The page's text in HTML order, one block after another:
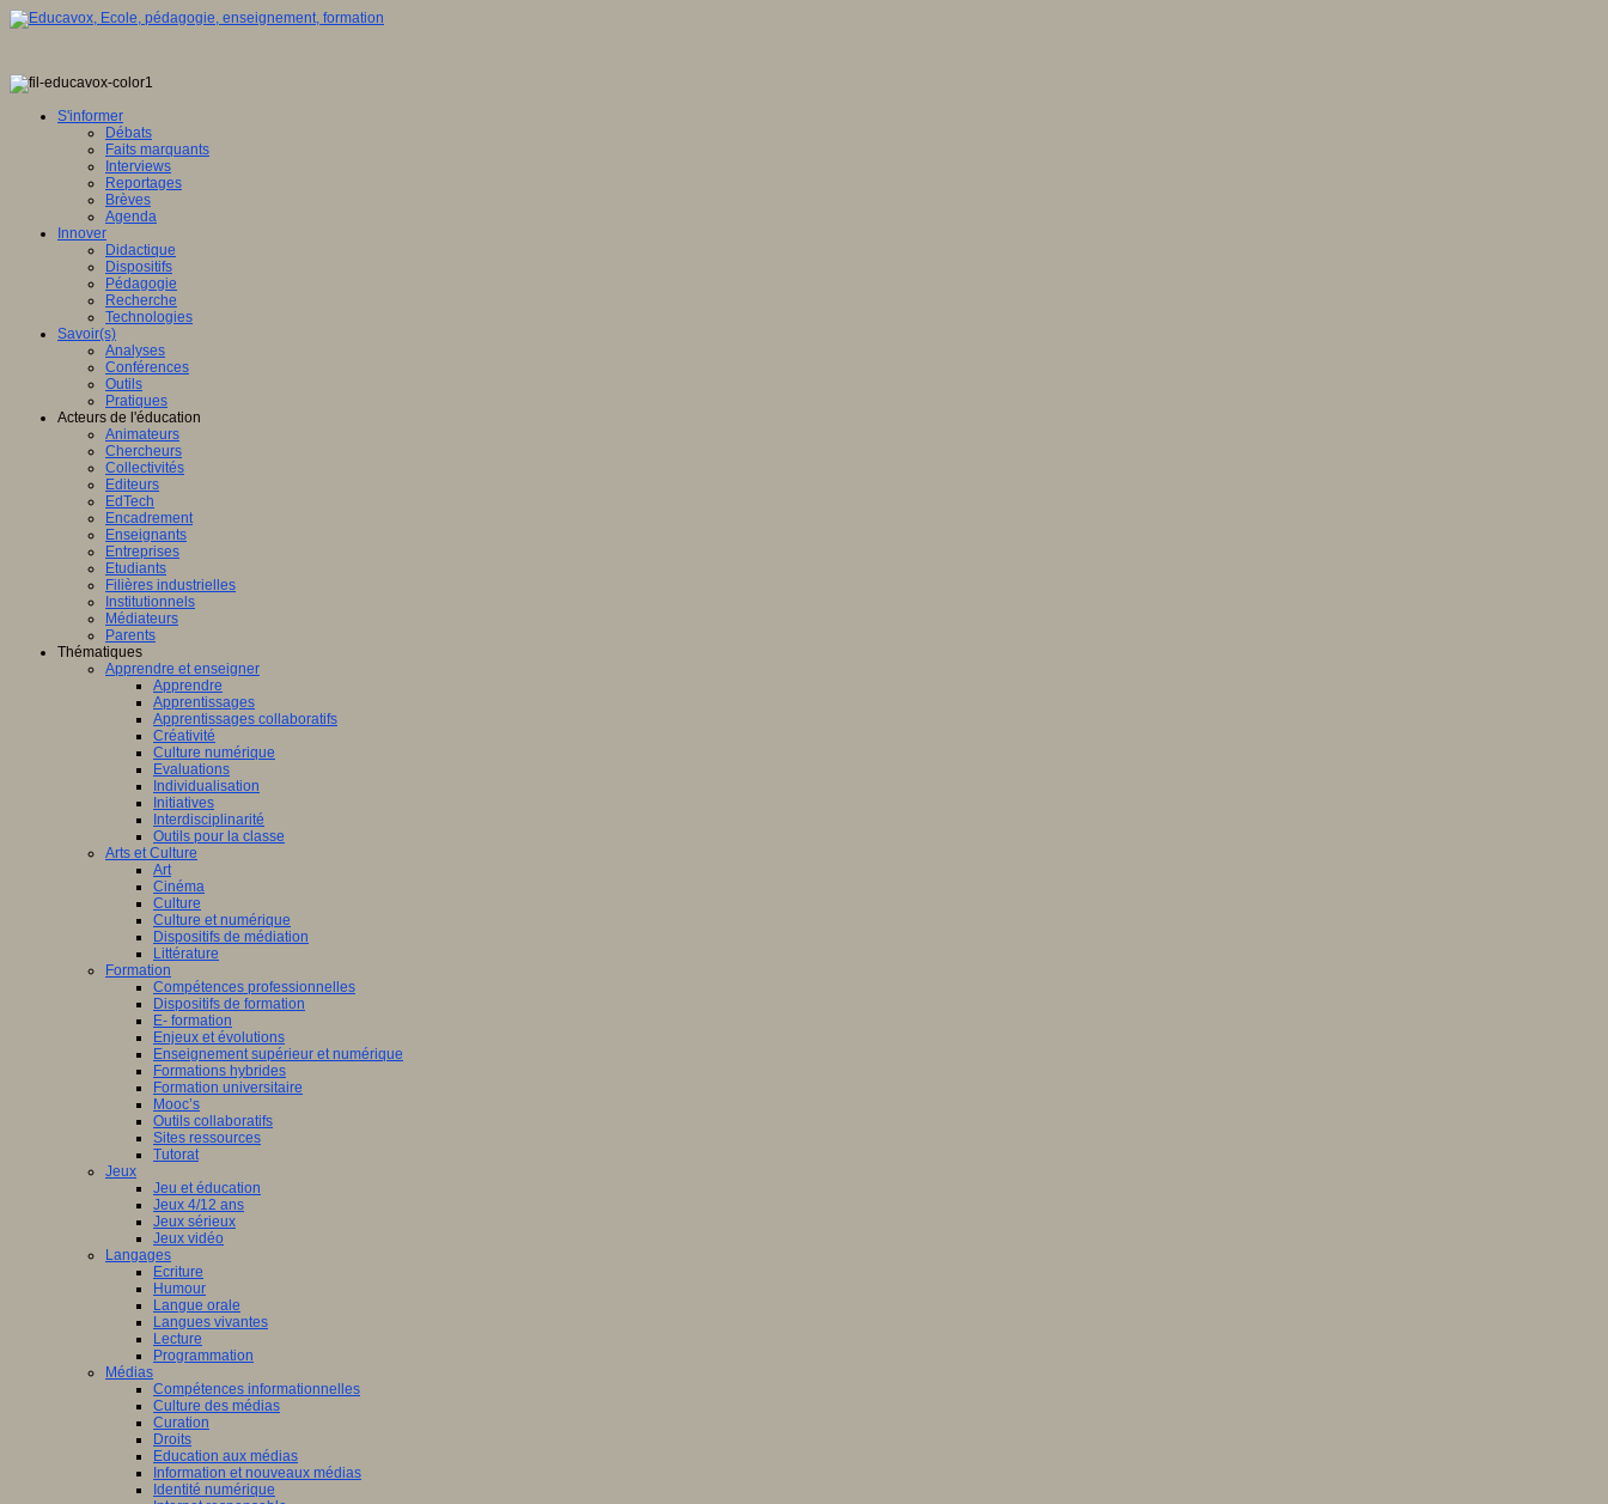
S'informer
Débats
Faits marquants
Interviews
Reportages
Brèves
Agenda
Innover
Didactique
Dispositifs
Pédagogie
Recherche
Technologies
Savoir(s)
Analyses
Conférences
Outils
Pratiques
Acteurs de l'éducation
Animateurs
Chercheurs
Collectivités
Editeurs
EdTech
Encadrement
Enseignants
Entreprises
Etudiants
Filières industrielles
Institutionnels
Médiateurs
Parents
Thématiques
Apprendre et enseigner
Apprendre
Apprentissages
Apprentissages collaboratifs
Créativité
Culture numérique
Evaluations
Individualisation
Initiatives
Interdisciplinarité
Outils pour la classe
Arts et Culture
Art
Cinéma
Culture
Culture et numérique
Dispositifs de médiation
Littérature
Formation
Compétences professionnelles
Dispositifs de formation
E- formation
Enjeux et évolutions
Enseignement supérieur et numérique
Formations hybrides
Formation universitaire
Mooc’s
Outils collaboratifs
Sites ressources
Tutorat
Jeux
Jeu et éducation
Jeux 4/12 ans
Jeux sérieux
Jeux vidéo
Langages
Ecriture
Humour
Langue orale
Langues vivantes
Lecture
Programmation
Médias
Compétences informationnelles
Culture des médias
Curation
Droits
Education aux médias
Information et nouveaux médias
Identité numérique